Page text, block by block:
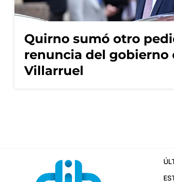
Quirno sumó otro
renuncia del gobierno
Villarruel